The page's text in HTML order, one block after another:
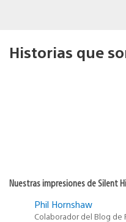
Historias que
Nuestras impresiones de Silent
Phil Hornshaw
Colaborador del Blog de